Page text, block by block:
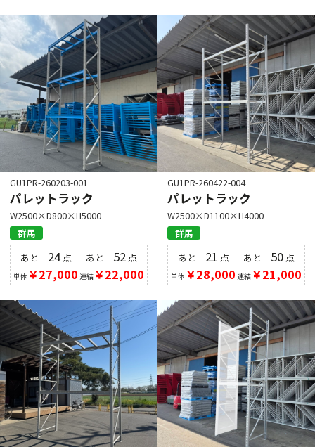
GU1PR-260203-001
パレットラック
W2500×D800×H5000
群馬
あと 24点
単体 ￥27,000
あと 52 点
連結￥22,000
GU1PR-260422-004
パレットラック
W2500×D1100×H4000
群馬
あと 21 点
単体 ￥28,000
あと 50 点
連結￥21,000